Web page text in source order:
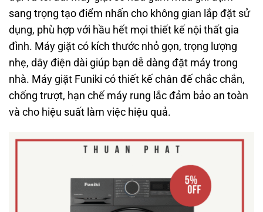
sang trọng tạo điểm nhấn cho không gian lắp đặt sử
dụng, phù hợp với hầu hết mọi thiết kế nội thất gia
đình. Máy giặt có kích thước nhỏ gọn, trọng lượng
nhẹ, dây điện dài giúp bạn dễ dàng đặt máy trong
nhà. Máy giặt Funiki có thiết kế chân đế chắc chắn,
chống trượt, hạn chế máy rung lắc đảm bảo an toàn
và cho hiệu suất làm việc hiệu quả.